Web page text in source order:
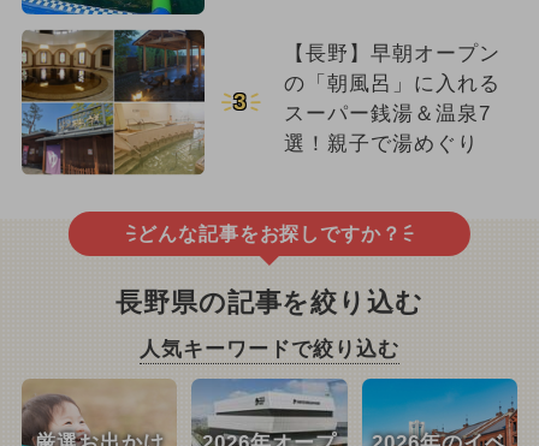
3
【長野】早朝オープン
の「朝風呂」に入れる
スーパー銭湯＆温泉7
選！親子で湯めぐり
どんな記事をお探しですか？
長野県の記事を絞り込む
人気キーワードで絞り込む